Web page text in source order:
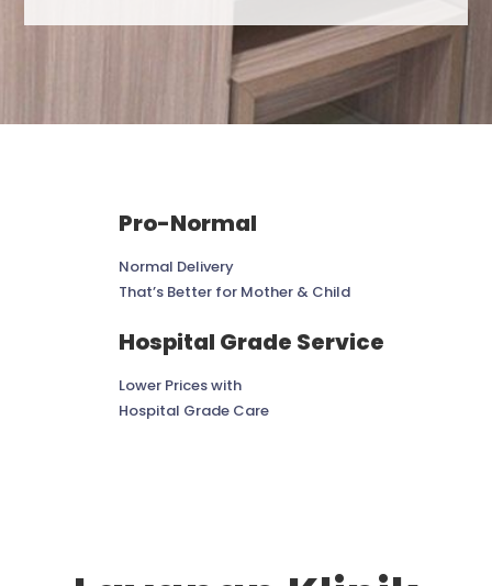
Pro-Normal
Normal Delivery
That’s Better for Mother & Child
Hospital Grade Service
Lower Prices with
Hospital Grade Care